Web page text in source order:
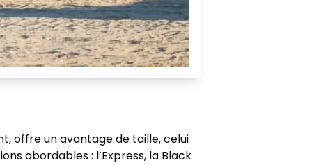
offre un avantage de taille, celui
abordables : l’Express, la Black